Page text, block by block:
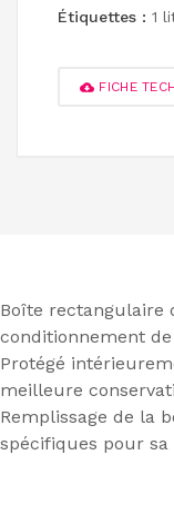
Étiquettes : 1
FICHE
Boîte rectangulaire
conditionnement
Protégé
meilleure
Remplissage de la
spécifiques pour